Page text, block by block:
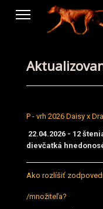
P - vrh 2026 Daisy x
22.04.2026 - 12
dievčatká
Ako rozlíšiť
/množiteľa?